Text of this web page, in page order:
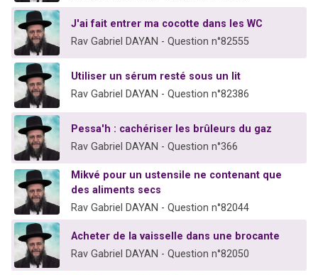
J'ai fait entrer ma cocotte dans les WC
Rav Gabriel DAYAN - Question n°82555
Utiliser un sérum resté sous un lit
Rav Gabriel DAYAN - Question n°82386
Pessa'h : cachériser les brûleurs du gaz
Rav Gabriel DAYAN - Question n°366
Mikvé pour un ustensile ne contenant que
des aliments secs
Rav Gabriel DAYAN - Question n°82044
Acheter de la vaisselle dans une brocante
Rav Gabriel DAYAN - Question n°82050